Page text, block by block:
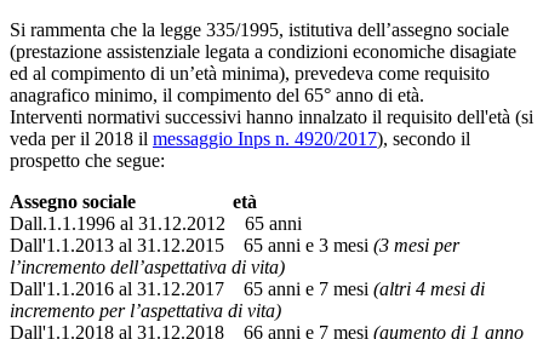
Si rammenta che la legge 335/1995, istitutiva dell’assegno sociale
(prestazione assistenziale legata a condizioni economiche disagiate
ed al compimento di un’età minima), prevedeva come requisito
anagrafico minimo, il compimento del 65° anno di età.
Interventi normativi successivi hanno innalzato il requisito dell'età (si
veda per il 2018 il messaggio Inps n. 4920/2017), secondo il
prospetto che segue:
Assegno sociale
età
Dall.1.1.1996 al 31.12.2012 65 anni
Dall'1.1.2013 al 31.12.2015 65 anni e 3 mesi (3 mesi per
l’incremento dell’aspettativa di vita)
Dall'1.1.2016 al 31.12.2017 65 anni e 7 mesi (altri 4 mesi di
incremento per l’aspettativa di vita)
Dall'1.1.2018 al 31.12.2018 66 anni e 7 mesi (aumento di 1 anno